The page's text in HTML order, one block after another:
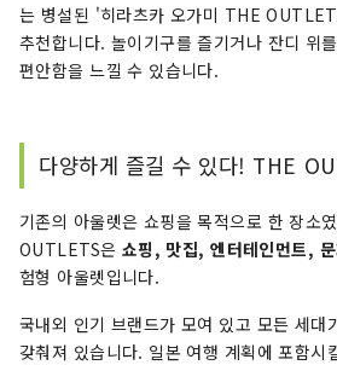
는 병설된 '히라츠카 오가미 THE
추천합니다. 놀이기구를 즐기거나 잔디 위
편안함을 느낄 수 있습니다.
다양하게 즐길 수 있다! THE
기존의 아울렛은 쇼핑을 목적으로 한 장소
OUTLETS은 쇼핑, 맛집, 엔터테인먼트,
험형 아울렛입니다.
국내외 인기 브랜드가 모여 있고 모든 세대
갖춰져 있습니다. 일본 여행 계획에 포함시